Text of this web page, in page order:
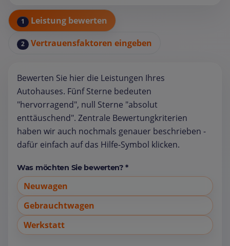
1 Leistung bewerten
2 Vertrauensfaktoren eingeben
Bewerten Sie hier die Leistungen Ihres
Autohauses. Fünf Sterne bedeuten
"hervorragend", null Sterne "absolut
enttäuschend". Zentrale Bewertungkriterien
haben wir auch nochmals genauer beschrieben -
dafür einfach auf das Hilfe-Symbol klicken.
Was möchten Sie bewerten? *
Neuwagen
Gebrauchtwagen
Werkstatt